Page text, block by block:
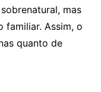
mas
familiar. Assim, o
quanto de